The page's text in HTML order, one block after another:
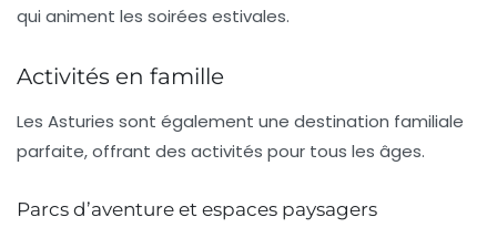
qui animent les soirées estivales.
Activités en famille
Les Asturies sont également une destination familiale
parfaite, offrant des activités pour tous les âges.
Parcs d’aventure et espaces paysagers